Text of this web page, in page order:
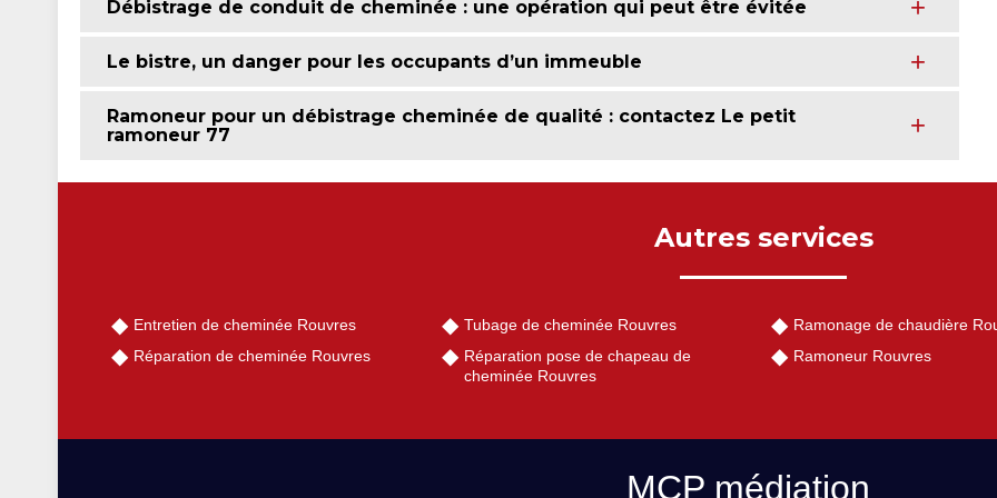
Débistrage de conduit de cheminée : une opération qui peut être évitée
Le bistre, un danger pour les occupants d’un immeuble
Ramoneur pour un débistrage cheminée de qualité : contactez Le petit
ramoneur 77
Autres services
Entretien de cheminée Rouvres
Réparation de cheminée Rouvres
Tubage de cheminée Rouvres
Réparation pose de chapeau de
cheminée Rouvres
Ramonage de chaudière
Ramoneur Rouvres
MCP médiation